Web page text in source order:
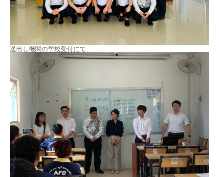
送出し機関の学校受付にて